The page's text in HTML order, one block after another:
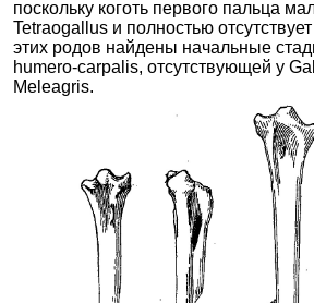
поскольку коготь первого пальца
Tetraogallus и полностью
этих родов найдены начальные
humero-carpalis, отсутствующей у
Meleagris.